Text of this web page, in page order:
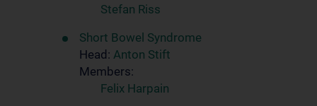
Stefan Riss
Short Bowel Syndrome
Head: Anton Stift
Members:
Felix Harpain